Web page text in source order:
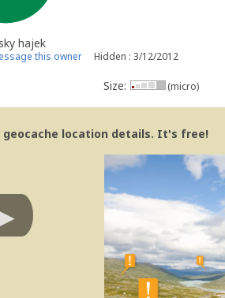
hajek
this owner Hidden : 3/12/2012
Size: (micro)
geocache location details. It's free!